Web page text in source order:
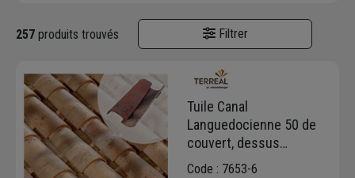
couverture, solaire, structure
et façade-décoration
257 produits trouvés Filtrer
Tuile Canal
Languedocienne 50 de
couvert, dessus
TERREAL - Castelviel
Code : 7653-6